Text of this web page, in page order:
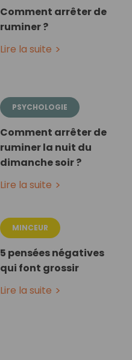
Comment arrêter de
ruminer ?
Lire la suite
PSYCHOLOGIE
Comment arrêter de
ruminer la nuit du
dimanche soir ?
Lire la suite
MINCEUR
5 pensées négatives
qui font grossir
Lire la suite